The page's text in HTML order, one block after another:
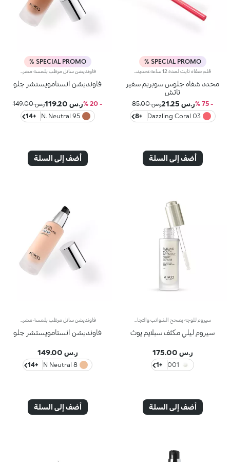
SPECIAL PROMO %
محدد شفاه جلوس سوبريم سفير
تاتش
- 75 % ر.س 21.25
ر.س 85.00
03 Dazzling Coral
+8
أضف إلى السلة
SPECIAL PROMO %
فاونديشن انستامويستشر جلو
- 20 % ر.س 119.20
ر.س 149.00
95 N. Neutral
+14
أضف إلى السلة
سيروم ليلي مكثف سبلايم يوث
ر.س 175.00
001
+1
أضف إلى السلة
فاونديشن انستامويستشر جلو
ر.س 149.00
8 N Neutral
+14
أضف إلى السلة